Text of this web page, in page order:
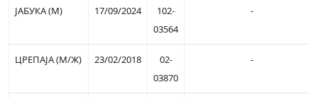
ЈАБУКА (М) 17/09/2024
102-
03564
-
ЦРЕПАЈА (М/Ж) 23/02/2018
02-
03870
-